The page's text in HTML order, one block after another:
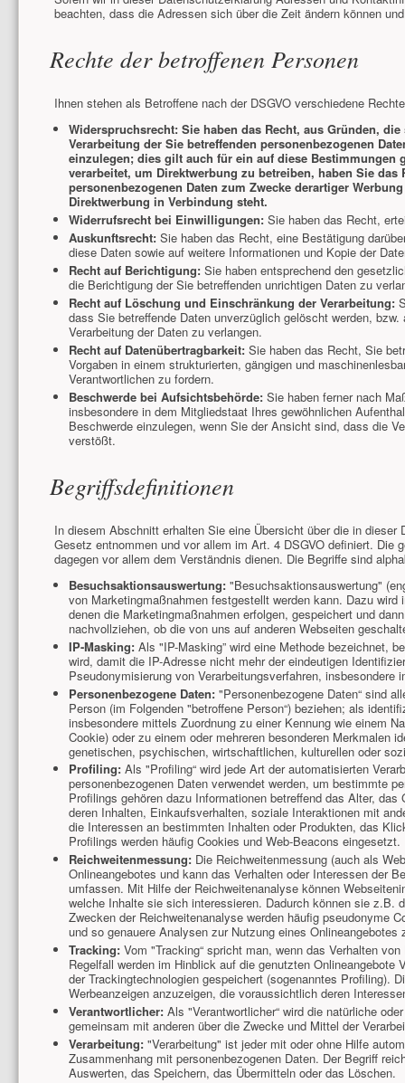
beachten, dass die Adressen sich über die Zeit ändern können
Rechte der betroffenen Personen
Ihnen stehen als Betroffene nach der DSGVO verschiedene
Widerspruchsrecht: Sie haben das Recht, aus Gründen,
Verarbeitung der Sie betreffenden personenbezogenen
einzulegen; dies gilt auch für ein auf diese Bestimmungen
verarbeitet, um Direktwerbung zu betreiben, haben Sie
personenbezogenen Daten zum Zwecke derartiger
Direktwerbung in Verbindung steht.
Widerrufsrecht bei Einwilligungen:Sie haben das Recht,
Auskunftsrecht:Sie haben das Recht, eine Bestätigung
diese Daten sowie auf weitere Informationen und Kopie der
Recht auf Berichtigung:Sie haben entsprechend den
die Berichtigung der Sie betreffenden unrichtigen Daten zu
Recht auf Löschung und Einschränkung der Verarbeitung:
dass Sie betreffende Daten unverzüglich gelöscht werden,
Verarbeitung der Daten zu verlangen.
Recht auf Datenübertragbarkeit:Sie haben das Recht, Sie
Vorgaben in einem strukturierten, gängigen und
Verantwortlichen zu fordern.
Beschwerde bei Aufsichtsbehörde:Sie haben ferner nach
insbesondere in dem Mitgliedstaat Ihres gewöhnlichen
Beschwerde einzulegen, wenn Sie der Ansicht sind, dass die
verstößt.
Begriffsdefinitionen
In diesem Abschnitt erhalten Sie eine Übersicht über die in
Gesetz entnommen und vor allem im Art. 4 DSGVO definiert. Die
dagegen vor allem dem Verständnis dienen. Die Begriffe sind
Besuchsaktionsauswertung:"Besuchsaktionsauswertung"
von Marketingmaßnahmen festgestellt werden kann. Dazu
denen die Marketingmaßnahmen erfolgen, gespeichert und
nachvollziehen, ob die von uns auf anderen Webseiten
IP-Masking:Als "IP-Masking” wird eine Methode bezeichnet,
wird, damit die IP-Adresse nicht mehr der eindeutigen
Pseudonymisierung von Verarbeitungsverfahren, insbesondere
Personenbezogene Daten:"Personenbezogene Daten“ sind
Person (im Folgenden "betroffene Person“) beziehen; als
insbesondere mittels Zuordnung zu einer Kennung wie einem
Cookie) oder zu einem oder mehreren besonderen Merkmalen
genetischen, psychischen, wirtschaftlichen, kulturellen oder
Profiling:Als "Profiling“ wird jede Art der automatisierten
personenbezogenen Daten verwendet werden, um bestimmte
Profilings gehören dazu Informationen betreffend das Alter,
deren Inhalten, Einkaufsverhalten, soziale Interaktionen mit
die Interessen an bestimmten Inhalten oder Produkten, das
Profilings werden häufig Cookies und Web-Beacons eingesetzt.
Reichweitenmessung:Die Reichweitenmessung (auch als
Onlineangebotes und kann das Verhalten oder Interessen der
umfassen. Mit Hilfe der Reichweitenanalyse können
welche Inhalte sie sich interessieren. Dadurch können sie z.B.
Zwecken der Reichweitenanalyse werden häufig pseudonyme
und so genauere Analysen zur Nutzung eines Onlineangebotes
Tracking:Vom "Tracking“ spricht man, wenn das Verhalten
Regelfall werden im Hinblick auf die genutzten
der Trackingtechnologien gespeichert (sogenanntes Profiling).
Werbeanzeigen anzuzeigen, die voraussichtlich deren
Verantwortlicher:Als "Verantwortlicher“ wird die natürliche
gemeinsam mit anderen über die Zwecke und Mittel der
Verarbeitung:"Verarbeitung" ist jeder mit oder ohne Hilfe
Zusammenhang mit personenbezogenen Daten. Der Begriff
Auswerten, das Speichern, das Übermitteln oder das Löschen.